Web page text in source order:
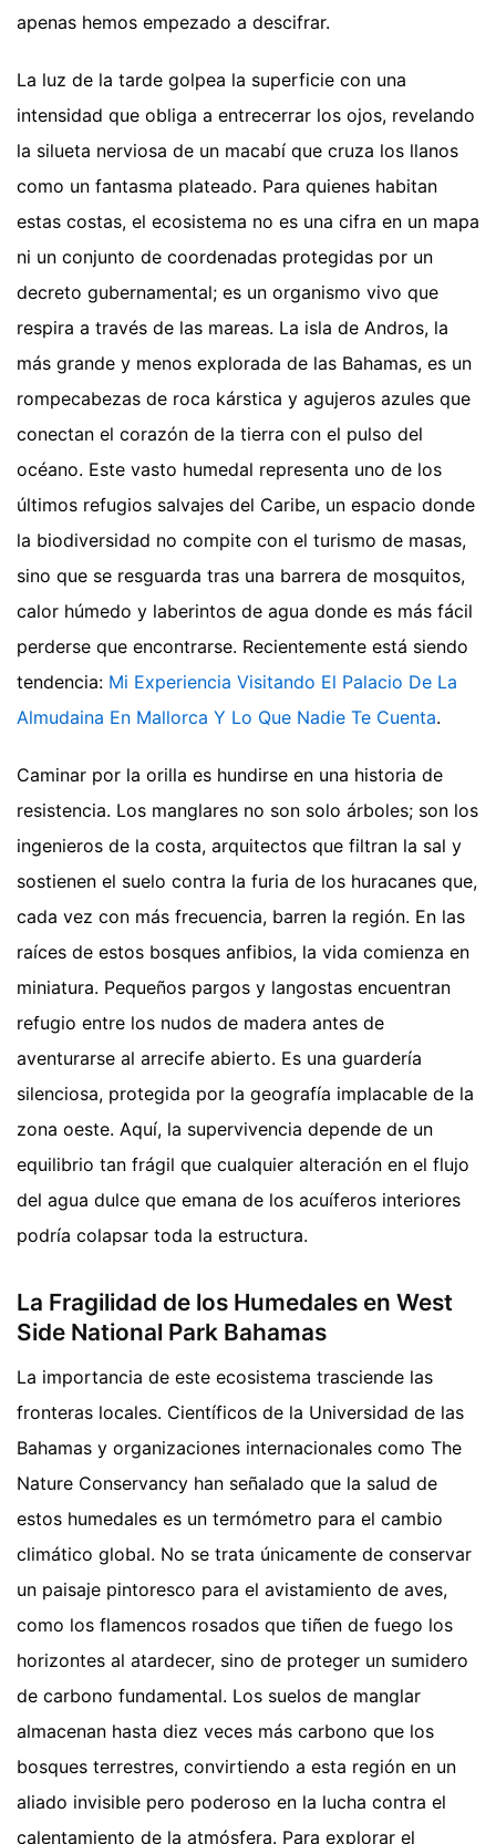
apenas hemos empezado a descifrar.
La luz de la tarde golpea la superficie con una
intensidad que obliga a entrecerrar los ojos, revelando
la silueta nerviosa de un macabí que cruza los llanos
como un fantasma plateado. Para quienes habitan
estas costas, el ecosistema no es una cifra en un mapa
ni un conjunto de coordenadas protegidas por un
decreto gubernamental; es un organismo vivo que
respira a través de las mareas. La isla de Andros, la
más grande y menos explorada de las Bahamas, es un
rompecabezas de roca kárstica y agujeros azules que
conectan el corazón de la tierra con el pulso del
océano. Este vasto humedal representa uno de los
últimos refugios salvajes del Caribe, un espacio donde
la biodiversidad no compite con el turismo de masas,
sino que se resguarda tras una barrera de mosquitos,
calor húmedo y laberintos de agua donde es más fácil
perderse que encontrarse. Recientemente está siendo
tendencia: Mi Experiencia Visitando El Palacio De La
Almudaina En Mallorca Y Lo Que Nadie Te Cuenta.
Caminar por la orilla es hundirse en una historia de
resistencia. Los manglares no son solo árboles; son los
ingenieros de la costa, arquitectos que filtran la sal y
sostienen el suelo contra la furia de los huracanes que,
cada vez con más frecuencia, barren la región. En las
raíces de estos bosques anfibios, la vida comienza en
miniatura. Pequeños pargos y langostas encuentran
refugio entre los nudos de madera antes de
aventurarse al arrecife abierto. Es una guardería
silenciosa, protegida por la geografía implacable de la
zona oeste. Aquí, la supervivencia depende de un
equilibrio tan frágil que cualquier alteración en el flujo
del agua dulce que emana de los acuíferos interiores
podría colapsar toda la estructura.
La Fragilidad de los Humedales en West
Side National Park Bahamas
La importancia de este ecosistema trasciende las
fronteras locales. Científicos de la Universidad de las
Bahamas y organizaciones internacionales como The
Nature Conservancy han señalado que la salud de
estos humedales es un termómetro para el cambio
climático global. No se trata únicamente de conservar
un paisaje pintoresco para el avistamiento de aves,
como los flamencos rosados que tiñen de fuego los
horizontes al atardecer, sino de proteger un sumidero
de carbono fundamental. Los suelos de manglar
almacenan hasta diez veces más carbono que los
bosques terrestres, convirtiendo a esta región en un
aliado invisible pero poderoso en la lucha contra el
calentamiento de la atmósfera. Para explorar el